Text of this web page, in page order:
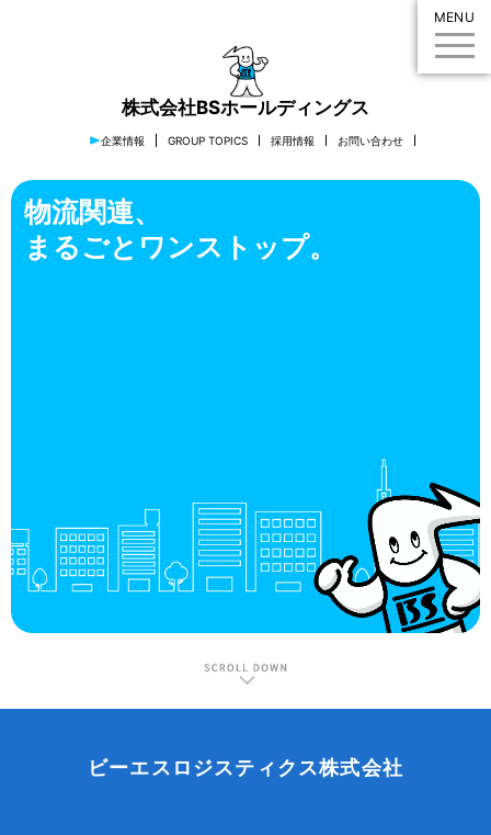
株式会社BSホールディングス
企業情報 GROUP TOPICS 採用情報 お問い合わせ
MENU
物流関連、
まるごとワンストップ。
ビーエスロジスティクス株式会社